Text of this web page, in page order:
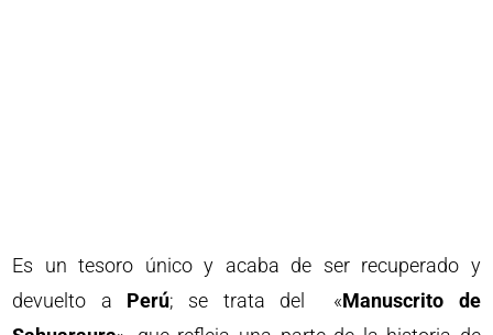
Es un tesoro único y acaba de ser recuperado y
devuelto a Perú; se trata del «Manuscrito de